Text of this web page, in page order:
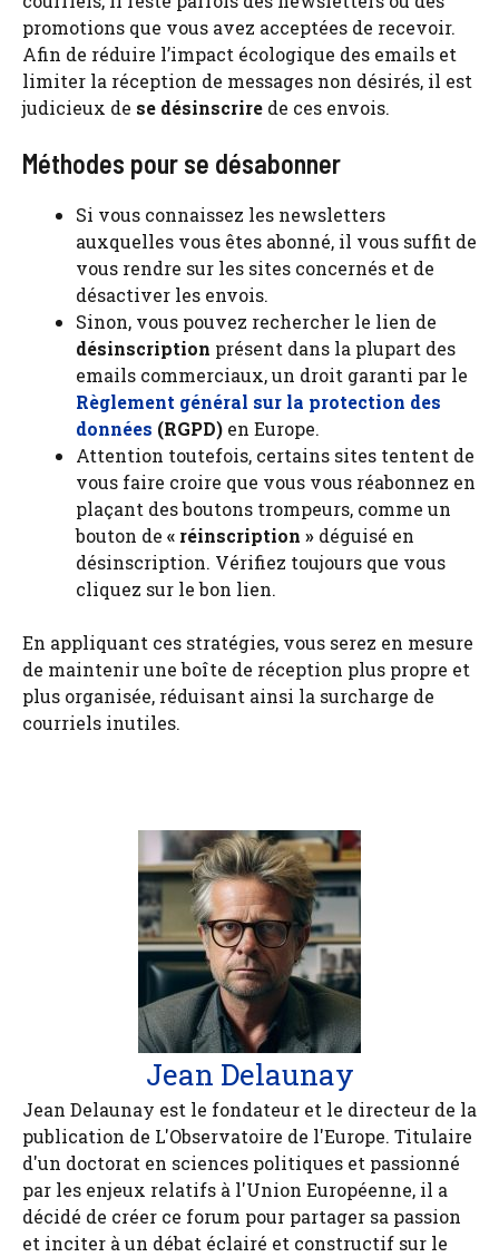
promotions que vous avez acceptées de recevoir.
Afin de réduire l’impact écologique des emails et
limiter la réception de messages non désirés, il est
judicieux de se désinscrire de ces envois.
Méthodes pour se désabonner
Si vous connaissez les newsletters
auxquelles vous êtes abonné, il vous suffit de
vous rendre sur les sites concernés et de
désactiver les envois.
Sinon, vous pouvez rechercher le lien de
désinscription présent dans la plupart des
emails commerciaux, un droit garanti par le
Règlement général sur la protection des
données (RGPD) en Europe.
Attention toutefois, certains sites tentent de
vous faire croire que vous vous réabonnez en
plaçant des boutons trompeurs, comme un
bouton de « réinscription » déguisé en
désinscription. Vérifiez toujours que vous
cliquez sur le bon lien.
En appliquant ces stratégies, vous serez en mesure
de maintenir une boîte de réception plus propre et
plus organisée, réduisant ainsi la surcharge de
courriels inutiles.
Jean Delaunay
Jean Delaunay est le fondateur et le directeur de la
publication de L'Observatoire de l'Europe. Titulaire
d'un doctorat en sciences politiques et passionné
par les enjeux relatifs à l'Union Européenne, il a
décidé de créer ce forum pour partager sa passion
et inciter à un débat éclairé et constructif sur le